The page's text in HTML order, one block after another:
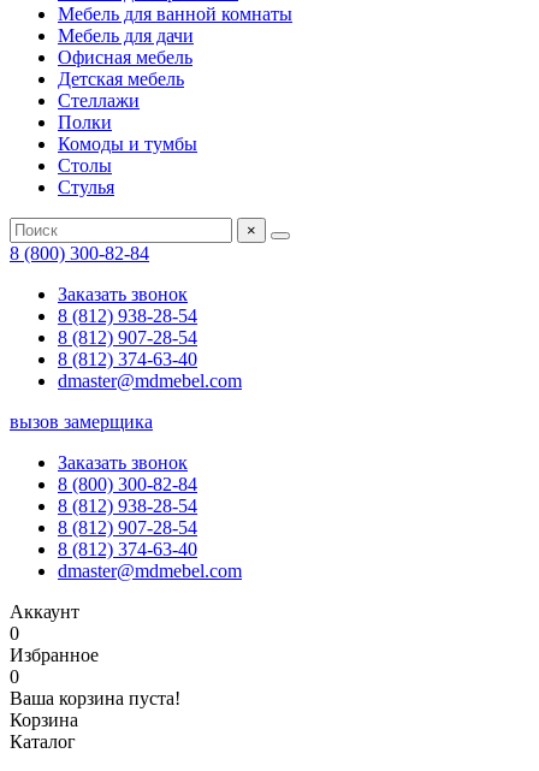
Мебель для ванной комнаты
Мебель для дачи
Офисная мебель
Детская мебель
Стеллажи
Полки
Комоды и тумбы
Столы
Стулья
×
8 (800) 300-82-84
Заказать звонок
8 (812) 938-28-54
8 (812) 907-28-54
8 (812) 374-63-40
dmaster@mdmebel.com
вызов замерщика
Заказать звонок
8 (800) 300-82-84
8 (812) 938-28-54
8 (812) 907-28-54
8 (812) 374-63-40
dmaster@mdmebel.com
Аккаунт
0
Избранное
0
Ваша корзина пуста!
Корзина
Каталог